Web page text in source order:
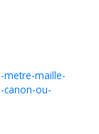
metre-maille-
canon-ou-